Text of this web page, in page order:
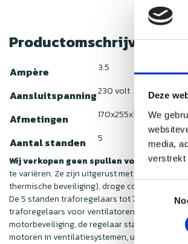
Deze
We
media,
verstrekt
Productomschrijving
Ampère 3.5
Aansluitspanning230 volt
Afmetingen 170x255x140 mm
Aantal standen
5
Wij verkopen geen spullen voor
te variëren. Ze zijn uitgerust met
thermische beveiliging), droge contactingang
De 5 standen traforegelaars tot 7.5 ampère
traforegelaars voor ventilatoren Breed
motorbeveiliging, de regelaar start
motoren in ventilatiesystemen, uitsluitend